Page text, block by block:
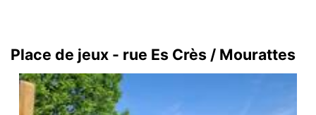
Place de jeux - rue Es Crès / Mourattes